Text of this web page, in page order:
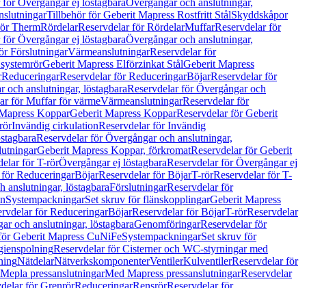
för Övergångar ej löstagbaraÖvergångar och anslutningar,
Tillbehör för Geberit Mapress Rostfritt StålSkyddskåpor
ThermRördelarReservdelar för RördelarMuffarReservdelar för
för Övergångar ej löstagbaraÖvergångar och anslutningar,
FörslutningarVärmeanslutningarReservdelar för
Geberit Mapress Elförzinkat StålGeberit Mapress
ReduceringarReservdelar för ReduceringarBöjarReservdelar för
och anslutningar, löstagbaraReservdelar för Övergångar och
för Muffar för värmeVärmeanslutningarReservdelar för
KopparGeberit Mapress KopparReservdelar för Geberit
Invändig cirkulationReservdelar för Invändig
Reservdelar för Övergångar och anslutningar,
Geberit Mapress Koppar, förkromatReservdelar för Geberit
för T-rörÖvergångar ej löstagbaraReservdelar för Övergångar ej
ReduceringarBöjarReservdelar för BöjarT-rörReservdelar för T-
anslutningar, löstagbaraFörslutningarReservdelar för
SystempackningarSet skruv för flänskopplingarGeberit Mapress
för ReduceringarBöjarReservdelar för BöjarT-rörReservdelar
och anslutningar, löstagbaraGenomföringarReservdelar för
Geberit Mapress CuNiFeSystempackningarSet skruv för
Reservdelar för Cisterner och WC-styrningar med
NätdelarNätverkskomponenterVentilerKulventilerReservdelar för
pressanslutningarMed Mapress pressanslutningarReservdelar
för GrenrörReduceringarRensrörReservdelar för